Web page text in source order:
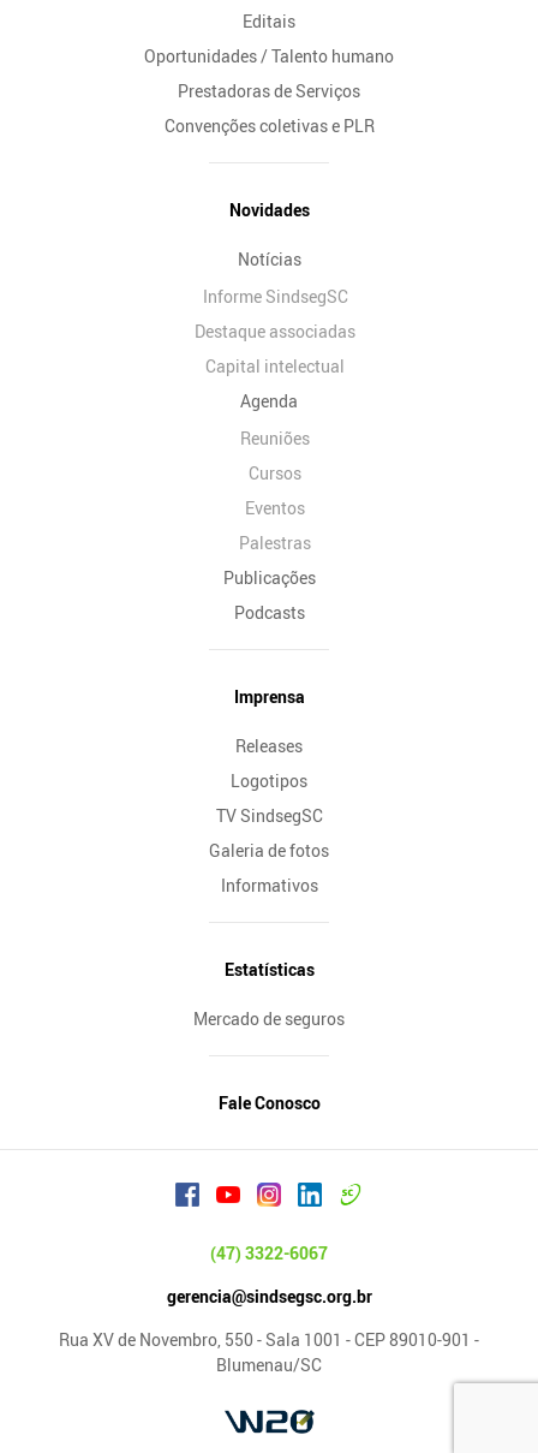
Editais
Oportunidades / Talento humano
Prestadoras de Serviços
Convenções coletivas e PLR
Novidades
Notícias
Informe SindsegSC
Destaque associadas
Capital intelectual
Agenda
Reuniões
Cursos
Eventos
Palestras
Publicações
Podcasts
Imprensa
Releases
Logotipos
TV SindsegSC
Galeria de fotos
Informativos
Estatísticas
Mercado de seguros
Fale Conosco
(47) 3322-6067
gerencia@sindsegsc.org.br
Rua XV de Novembro, 550 - Sala 1001 - CEP 89010-901 -
Blumenau/SC